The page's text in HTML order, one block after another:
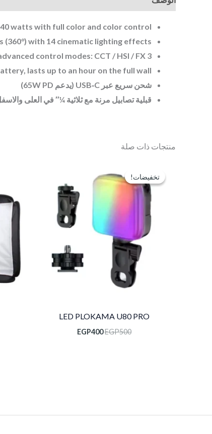
watts with full color and color control
(360°) with 14 cinematic lighting effects
3 advanced control modes: CCT / HSI / FX
lasts up to an hour on the full wall
شحن سريع عبر USB‑C (يدعم 65W PD)
قبلية تصابيل مرنة مع ثلاثية ¼″ في العلى
منتجات ذات صلة
تخفيضات!
تخفيضات!
LED PLOKAMA U80 PRO
EGP500
هو:
EGP500.
EGP400
EGP400.